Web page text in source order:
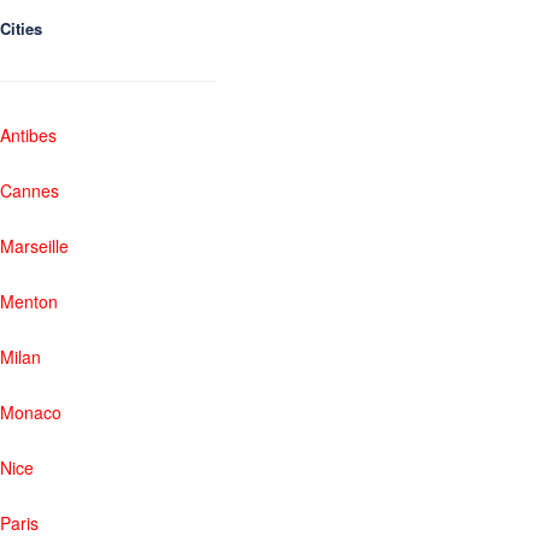
Cities
Antibes
Cannes
Marseille
Menton
Milan
Monaco
Nice
Paris